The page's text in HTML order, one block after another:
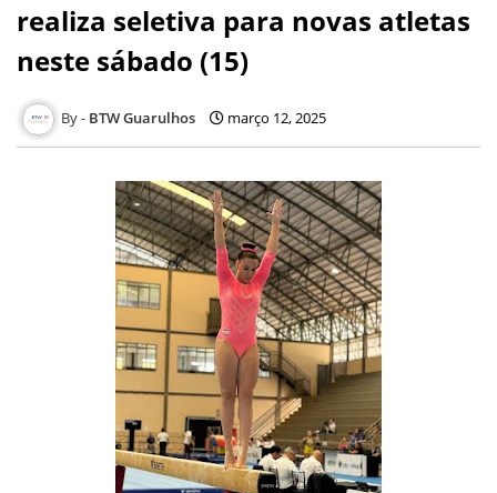
realiza seletiva para novas atletas
neste sábado (15)
BTW Guarulhos março 12, 2025